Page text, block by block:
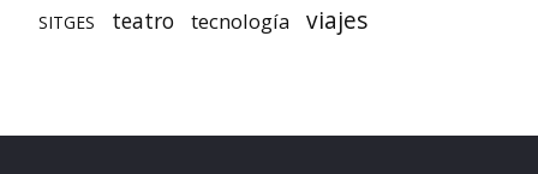
SITGES teatro tecnología viajes